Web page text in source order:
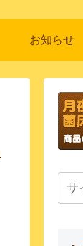
お知らせ